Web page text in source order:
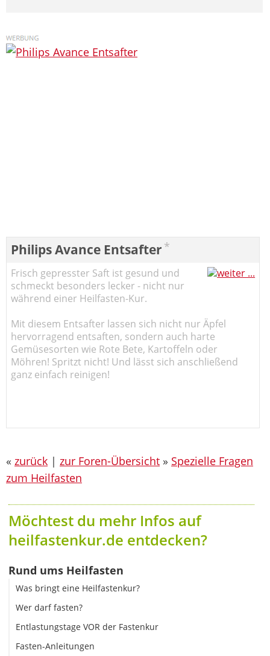
Philips Avance Entsafter *
Frisch gepresster Saft ist gesund und
schmeckt besonders lecker - nicht nur
während einer Heilfasten-Kur.
Mit diesem Entsafter lassen sich nicht nur Äpfel
hervorragend entsaften, sondern auch harte
Gemüsesorten wie Rote Bete, Kartoffeln oder
Möhren! Spritzt nicht! Und lässt sich anschließend
ganz einfach reinigen!
« zurück | zur Foren-Übersicht » Spezielle Fragen
zum Heilfasten
Möchtest du mehr Infos auf
heilfastenkur.de entdecken?
Rund ums Heilfasten
Was bringt eine Heilfastenkur?
Wer darf fasten?
Entlastungstage VOR der Fastenkur
Fasten-Anleitungen